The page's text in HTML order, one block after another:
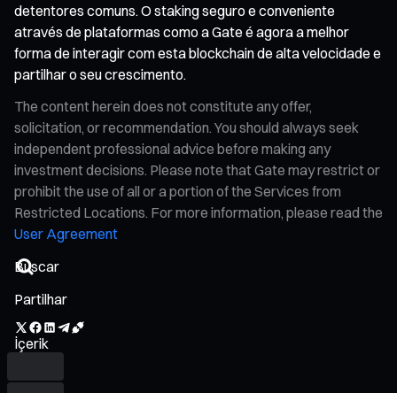
detentores comuns. O staking seguro e conveniente
através de plataformas como a Gate é agora a melhor
forma de interagir com esta blockchain de alta velocidade e
partilhar o seu crescimento.
The content herein does not constitute any offer,
solicitation, or recommendation. You should always seek
independent professional advice before making any
investment decisions. Please note that Gate may restrict or
prohibit the use of all or a portion of the Services from
Restricted Locations. For more information, please read the
User Agreement
Partilhar
İçerik